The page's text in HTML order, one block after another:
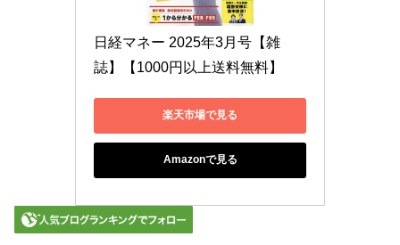
日経マネー 2025年3月号【雑
誌】【1000円以上送料無料】
楽天市場で見る
Amazonで見る